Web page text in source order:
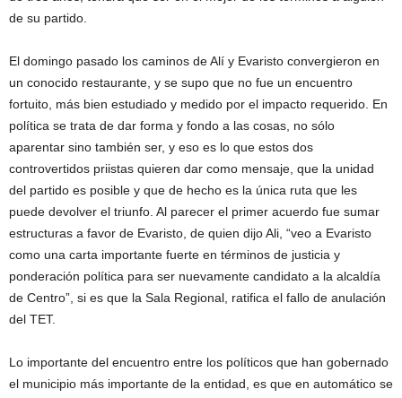
de su partido.
El domingo pasado los caminos de Alí y Evaristo convergieron en
un conocido restaurante, y se supo que no fue un encuentro
fortuito, más bien estudiado y medido por el impacto requerido. En
política se trata de dar forma y fondo a las cosas, no sólo
aparentar sino también ser, y eso es lo que estos dos
controvertidos priistas quieren dar como mensaje, que la unidad
del partido es posible y que de hecho es la única ruta que les
puede devolver el triunfo. Al parecer el primer acuerdo fue sumar
estructuras a favor de Evaristo, de quien dijo Ali, “veo a Evaristo
como una carta importante fuerte en términos de justicia y
ponderación política para ser nuevamente candidato a la alcaldía
de Centro”, si es que la Sala Regional, ratifica el fallo de anulación
del TET.
Lo importante del encuentro entre los políticos que han gobernado
el municipio más importante de la entidad, es que en automático se